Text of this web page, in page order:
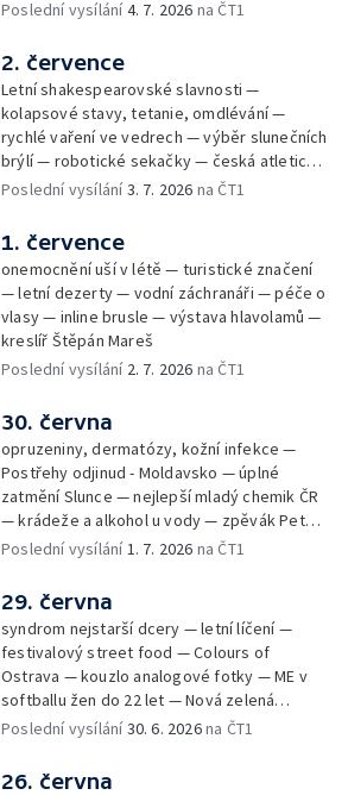
Samko
Poslední vysílání4. 7. 2026 na ČT1
2. července
Letní shakespearovské slavnosti —
kolapsové stavy, tetanie, omdlévání —
rychlé vaření ve vedrech — výběr slunečních
brýlí — robotické sekačky — česká atletická
rekordmanka — psí seriál: výmarský
Poslední vysílání3. 7. 2026 na ČT1
1. července
onemocnění uší v létě — turistické značení
— letní dezerty — vodní záchranáři — péče o
vlasy — inline brusle — výstava hlavolamů —
kreslíř Štěpán Mareš
Poslední vysílání 2. 7. 2026 na ČT1
30. června
opruzeniny, dermatózy, kožní infekce —
Postřehy odjinud - Moldavsko — úplné
zatmění Slunce — nejlepší mladý chemik ČR
— krádeže a alkohol u vody — zpěvák Peter
Cmorik
Poslední vysílání1. 7. 2026 na ČT1
29. června
syndrom nejstarší dcery — letní líčení —
festivalový street food — Colours of
Ostrava — kouzlo analogové fotky — ME v
softballu žen do 22 let — Nová zelená
úsporám — Global Teacher Prize Czech
Poslední vysílání30. 6. 2026na ČT1
26. června